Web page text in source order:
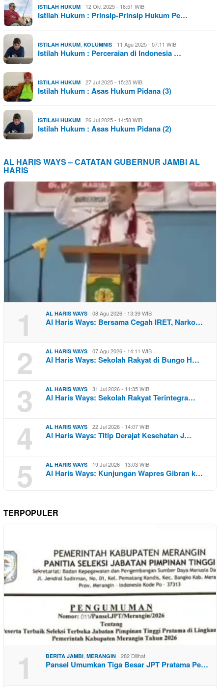
ISTILAH HUKUM 12 Okt 2025 - 16:51 WIB
Istilah Hukum : Prinsip-Prinsip Hukum Pe…
ISTILAH HUKUM, KOLUMNIS 11 Agu 2025 - 07:11 WIB
Istilah Hukum : Perceraian di Indonesia …
ISTILAH HUKUM 27 Jul 2025 - 15:25 WIB
Istilah Hukum : Asas Hukum Pidana (3)
ISTILAH HUKUM 26 Jul 2025 - 14:58 WIB
Istilah Hukum : Asas Hukum Pidana (2)
AL HARIS WAYS – CATATAN GUBERNUR JAMBI AL
HARIS
1 AL HARIS WAYS 08 Agu 2026 - 13:39 WIB
Al Haris Ways: Bersama Cegah IRET, Narko…
2 AL HARIS WAYS 07 Agu 2026 - 14:11 WIB
Al Haris Ways: Sekolah Rakyat di Bungo H…
3 AL HARIS WAYS 31 Jul 2026 - 11:35 WIB
Al Haris Ways: Sekolah Rakyat Terintegra…
4 AL HARIS WAYS 22 Jul 2026 - 14:07 WIB
Al Haris Ways: Titip Derajat Kesehatan J…
5 AL HARIS WAYS 19 Jul 2026 - 13:03 WIB
Al Haris Ways: Kunjungan Wapres Gibran k…
TERPOPULER
1 BERITA JAMBI, MERANGIN 282 Dilihat
Pansel Umumkan Tiga Besar JPT Pratama Pe…